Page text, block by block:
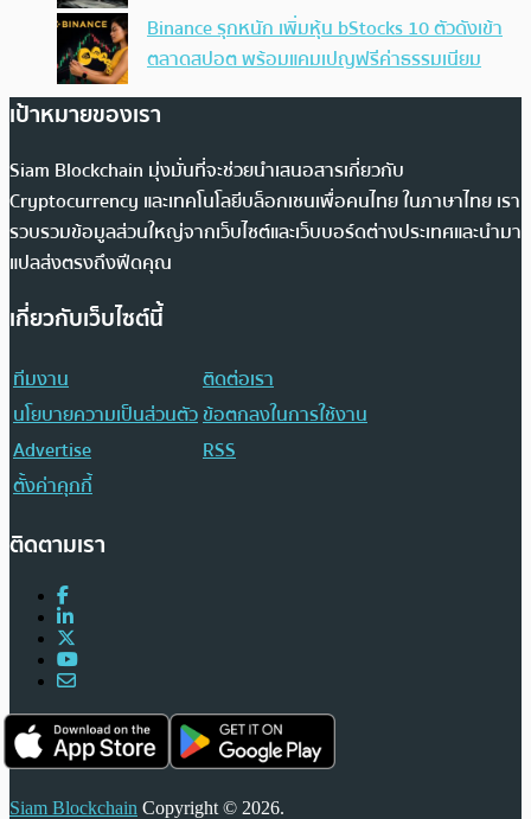
Binance รุกหนัก เพิ่มหุ้น bStocks 10 ตัวดังเข้า
ตลาดสปอต พร้อมแคมเปญฟรีค่าธรรมเนียม
เป้าหมายของเรา
Siam Blockchain มุ่งมั่นที่จะช่วยนำเสนอสารเกี่ยวกับ
Cryptocurrency และเทคโนโลยีบล็อกเชนเพื่อคนไทย ในภาษาไทย เรา
รวบรวมข้อมูลส่วนใหญ่จากเว็บไซต์และเว็บบอร์ดต่างประเทศและนำมา
แปลส่งตรงถึงฟีดคุณ
เกี่ยวกับเว็บไซต์นี้
ทีมงาน
ติดต่อเรา
นโยบายความเป็นส่วนตัวข้อตกลงในการใช้งาน
Advertise
RSS
ตั้งค่าคุกกี้
ติดตามเรา
Siam Blockchain Copyright © 2026.